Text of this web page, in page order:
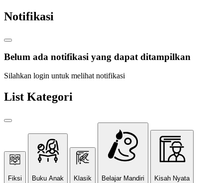
Notifikasi
Belum ada notifikasi yang dapat ditampilkan
Silahkan login untuk melihat notifikasi
List Kategori
Fiksi Buku Anak Klasik Belajar Mandiri Kisah Nyata